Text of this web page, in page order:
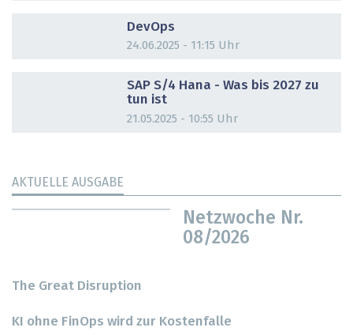
DevOps
24.06.2025 - 11:15 Uhr
SAP S/4 Hana - Was bis 2027 zu
tun ist
21.05.2025 - 10:55 Uhr
AKTUELLE AUSGABE
Netzwoche Nr.
08/2026
The Great Disruption
KI ohne FinOps wird zur Kostenfalle